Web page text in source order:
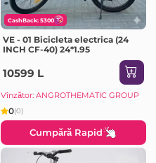
CashBack: 5300
VE - 01 Bicicleta electrica (24
INCH CF-40) 24*1.95
10599 L
Vînzător: ANGROTHEMATIC GROUP
0(0)
Cumpără Rapid